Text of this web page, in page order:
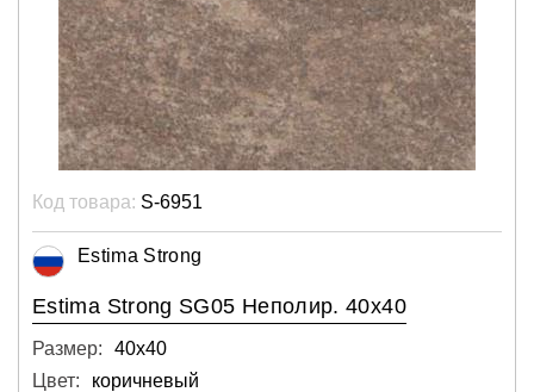
Код товара: S-6951
Estima Strong
Estima Strong SG05 Неполир. 40x40
Размер:
40х40
Цвет:
коричневый